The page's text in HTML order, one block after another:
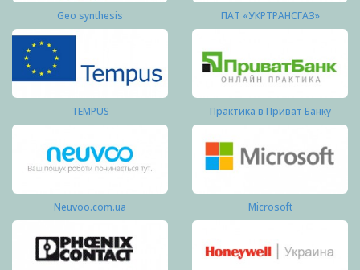
Geo synthesis ПАТ «УКРТРАНСГАЗ»
TEMPUS Практика в Приват Банку
Neuvoo.com.ua Microsoft